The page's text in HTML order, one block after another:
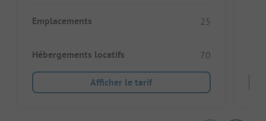
Emplacements 25
Hébergements locatifs 70
Afficher le tarif